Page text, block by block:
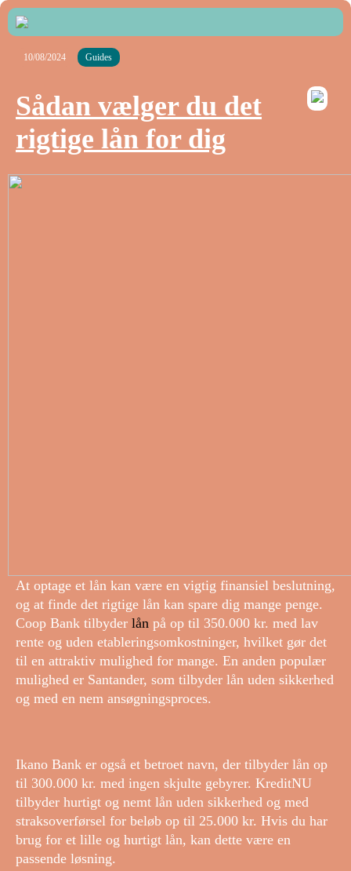
10/08/2024 Guides
Sådan vælger du det
rigtige lån for dig
At optage et lån kan være en vigtig finansiel beslutning,
og at finde det rigtige lån kan spare dig mange penge.
Coop Bank tilbyder lån på op til 350.000 kr. med lav
rente og uden etableringsomkostninger, hvilket gør det
til en attraktiv mulighed for mange. En anden populær
mulighed er Santander, som tilbyder lån uden sikkerhed
og med en nem ansøgningsproces.
Ikano Bank er også et betroet navn, der tilbyder lån op
til 300.000 kr. med ingen skjulte gebyrer. KreditNU
tilbyder hurtigt og nemt lån uden sikkerhed og med
straksoverførsel for beløb op til 25.000 kr. Hvis du har
brug for et lille og hurtigt lån, kan dette være en
passende løsning.